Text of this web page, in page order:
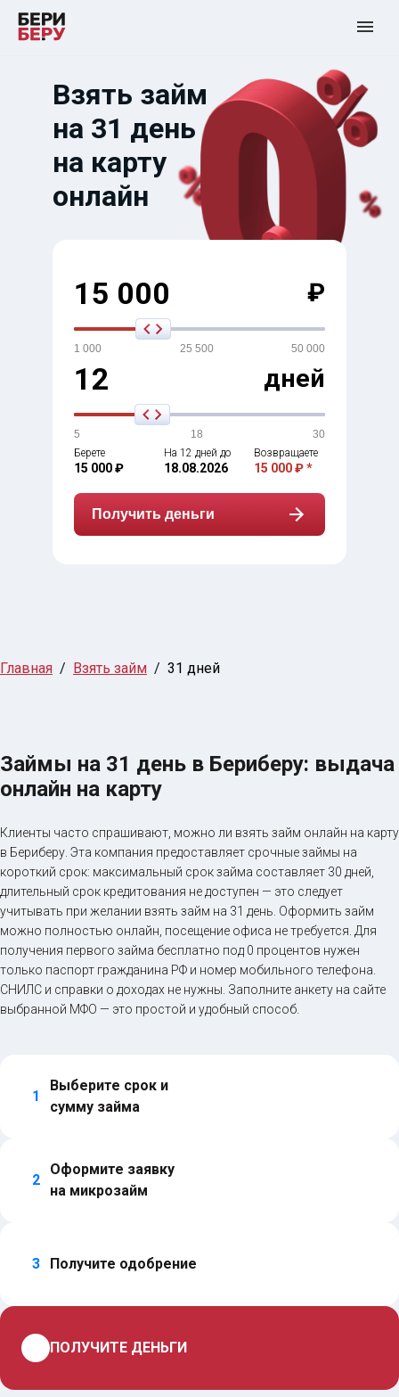
Взять займ
на 31 день
на карту
онлайн
15 000 ₽
1 000 25 500 50 000
12 дней
5 18
30
Берете
15 000 ₽
На 12 дней до
18.08.2026
Возвращаете
15 000 ₽ *
Получить деньги
Главная Взять займ 31 дней
Займы на 31 день в Бериберу: выдача
онлайн на карту
Клиенты часто спрашивают, можно ли взять займ онлайн на карту
в Бериберу. Эта компания предоставляет срочные займы на
короткий срок: максимальный срок займа составляет 30 дней,
длительный срок кредитования не доступен — это следует
учитывать при желании взять займ на 31 день. Оформить займ
можно полностью онлайн, посещение офиса не требуется. Для
получения первого займа бесплатно под 0 процентов нужен
только паспорт гражданина РФ и номер мобильного телефона.
СНИЛС и справки о доходах не нужны. Заполните анкету на сайте
выбранной МФО — это простой и удобный способ.
1
Выберите срок и
сумму займа
2
Оформите заявку
на микрозайм
3 Получите одобрение
ПОЛУЧИТЕ ДЕНЬГИ